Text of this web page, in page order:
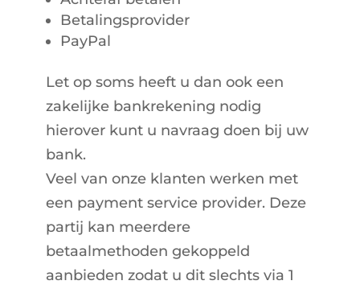
Betalingsprovider
PayPal
Let op soms heeft u dan ook een
zakelijke bankrekening nodig
hierover kunt u navraag doen bij uw
bank.
Veel van onze klanten werken met
een payment service provider. Deze
partij kan meerdere
betaalmethoden gekoppeld
aanbieden zodat u dit slechts via 1